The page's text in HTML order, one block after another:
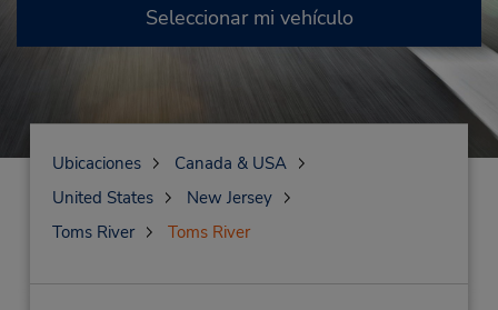
Seleccionar mi vehículo
Ubicaciones
Canada & USA
United States
New Jersey
Toms River
Toms River